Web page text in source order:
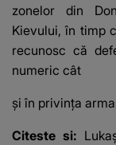
zonelor din
Kievului, în timp
recunosc că
numeric cât
şi în privinţa
Citeste si: